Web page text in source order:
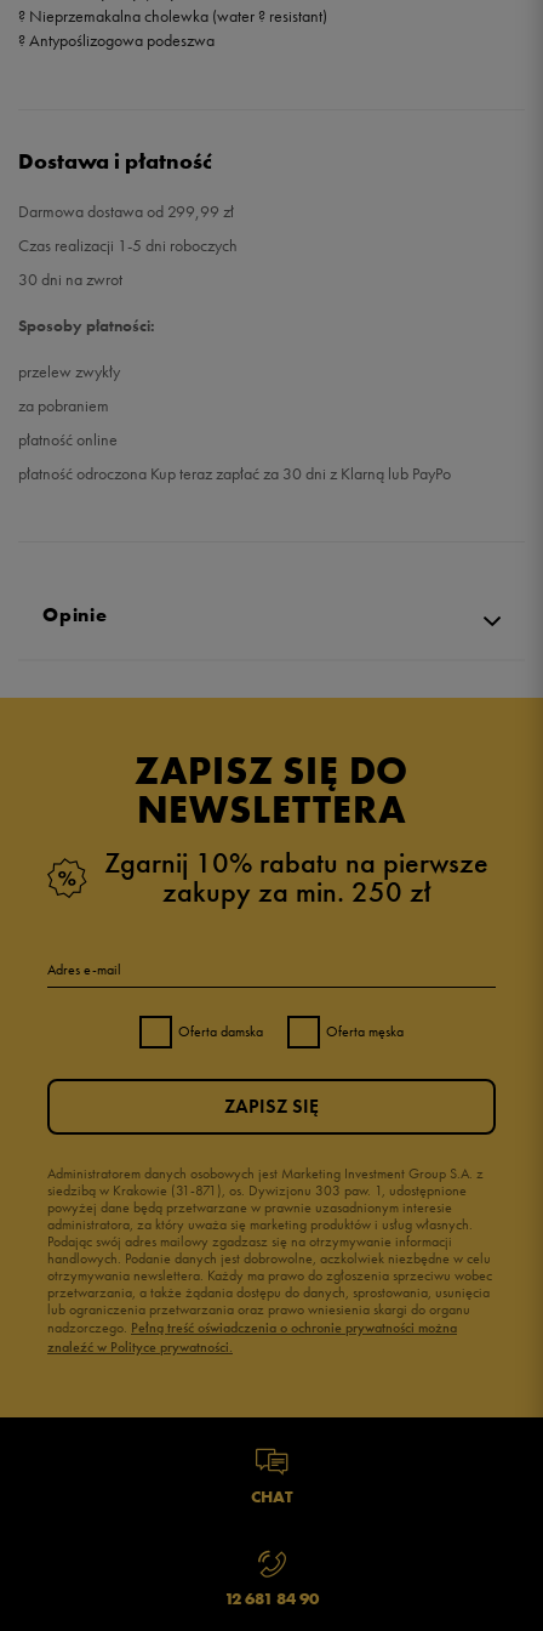
? Nieprzemakalna cholewka (water ? resistant)
? Antypoślizogowa podeszwa
Dostawa i płatność
Darmowa dostawa od 299,99 zł
Czas realizacji 1-5 dni roboczych
30 dni na zwrot
Sposoby płatności:
przelew zwykły
za pobraniem
płatność online
płatność odroczona Kup teraz zapłać za 30 dni z Klarną lub PayPo
Opinie
ZAPISZ SIĘ DO
NEWSLETTERA
Zgarnij 10% rabatu na pierwsze
zakupy za min. 250 zł
Adres e-mail
Oferta damska Oferta męska
Administratorem danych osobowych jest Marketing Investment Group S.A. z
siedzibą w Krakowie (31-871), os. Dywizjonu 303 paw. 1, udostępnione
powyżej dane będą przetwarzane w prawnie uzasadnionym interesie
administratora, za który uważa się marketing produktów i usług własnych.
Podając swój adres mailowy zgadzasz się na otrzymywanie informacji
handlowych. Podanie danych jest dobrowolne, aczkolwiek niezbędne w celu
otrzymywania newslettera. Każdy ma prawo do zgłoszenia sprzeciwu wobec
przetwarzania, a także żądania dostępu do danych, sprostowania, usunięcia
lub ograniczenia przetwarzania oraz prawo wniesienia skargi do organu
nadzorczego. Pełną treść oświadczenia o ochronie prywatności można
znaleźć w Polityce prywatności.
ZAPISZ SIĘ
CHAT
12 681 84 90